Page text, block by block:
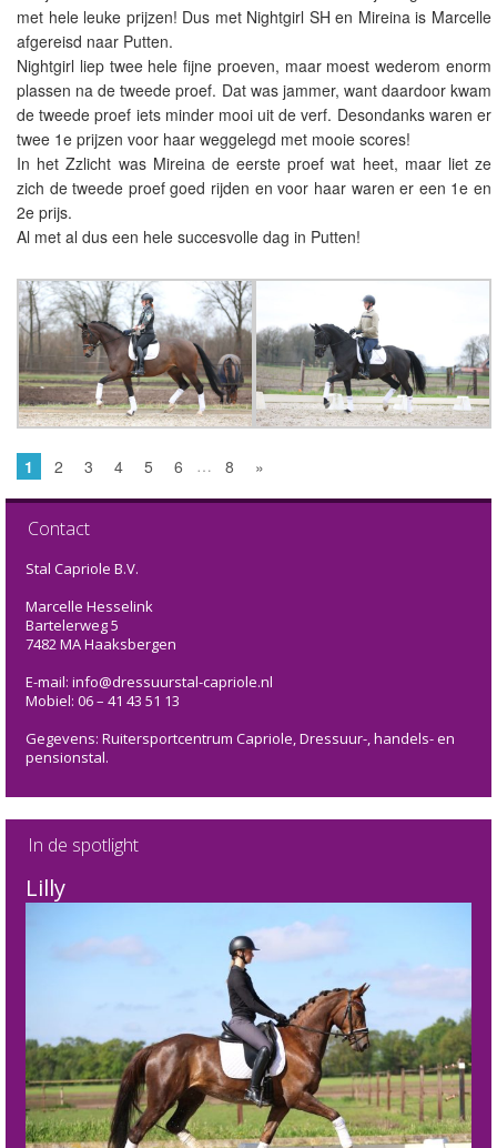
met hele leuke prijzen! Dus met Nightgirl SH en Mireina is Marcelle
afgereisd naar Putten.
Nightgirl liep twee hele fijne proeven, maar moest wederom enorm
plassen na de tweede proef. Dat was jammer, want daardoor kwam
de tweede proef iets minder mooi uit de verf. Desondanks waren er
twee 1e prijzen voor haar weggelegd met mooie scores!
In het Zzlicht was Mireina de eerste proef wat heet, maar liet ze
zich de tweede proef goed rijden en voor haar waren er een 1e en
2e prijs.
Al met al dus een hele succesvolle dag in Putten!
1 2 3 4 5 6 … 8 »
Contact
Stal Capriole B.V.
Marcelle Hesselink
Bartelerweg 5
7482 MA Haaksbergen
E-mail: info@dressuurstal-capriole.nl
Mobiel: 06 – 41 43 51 13
Gegevens: Ruitersportcentrum Capriole, Dressuur-, handels- en
pensionstal.
In de spotlight
Lilly